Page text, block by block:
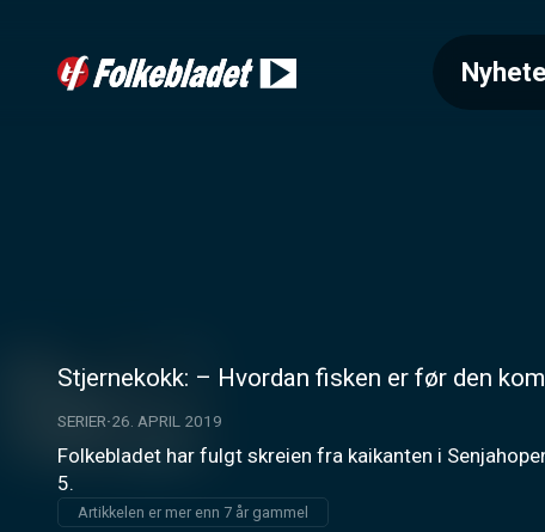
Stjernekokk: – Hvordan fisken er før den
SERIER 26. APRIL 2019
Folkebladet har fulgt skreien fra kaikanten i
5.
Artikkelen er mer enn 7 år gammel